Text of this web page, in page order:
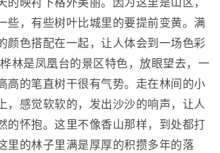
些，有些树叶比城里的要提前变黄。满
颜色搭配在一起，让人体会到一场色彩
林是凤凰台的景区特色，放眼望去，一
高的笔直树干很有气势。走在林间的小
，感觉软软的，发出沙沙的响声，让人
的怀抱。这里不像香山那样，到处都打
里的林子里满是厚厚的积攒多年的落